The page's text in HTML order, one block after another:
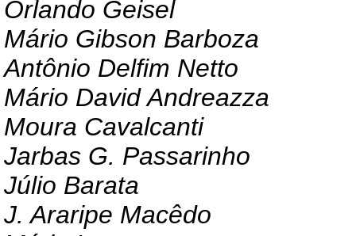
Orlando Geisel
Mário Gibson Barboza
Antônio Delfim Netto
Mário David Andreazza
Moura Cavalcanti
Jarbas G. Passarinho
Júlio Barata
J. Araripe Macêdo